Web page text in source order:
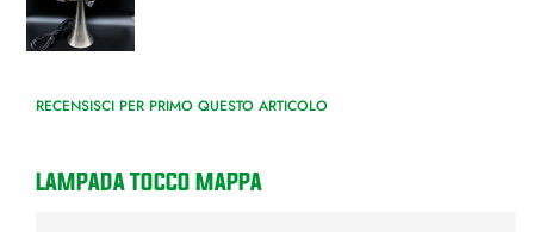
RECENSISCI PER PRIMO QUESTO ARTICOLO
LAMPADA TOCCO MAPPA